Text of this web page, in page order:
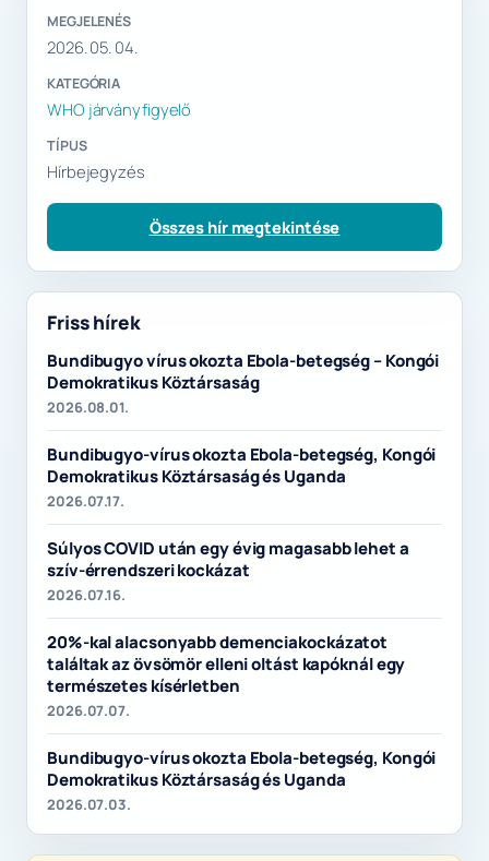
MEGJELENÉS
2026. 05. 04.
KATEGÓRIA
WHO járványfigyelő
TÍPUS
Hírbejegyzés
Összes hír megtekintése
Friss hírek
Bundibugyo vírus okozta Ebola-betegség – Kongói
Demokratikus Köztársaság
2026.08.01.
Bundibugyo-vírus okozta Ebola-betegség, Kongói
Demokratikus Köztársaság és Uganda
2026.07.17.
Súlyos COVID után egy évig magasabb lehet a
szív-érrendszeri kockázat
2026.07.16.
20%-kal alacsonyabb demenciakockázatot
találtak az övsömör elleni oltást kapóknál egy
természetes kísérletben
2026.07.07.
Bundibugyo-vírus okozta Ebola-betegség, Kongói
Demokratikus Köztársaság és Uganda
2026.07.03.